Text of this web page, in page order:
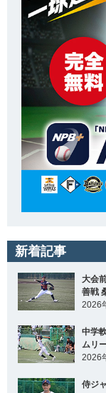
新着記事
大会
善戦
2026
中学
ムリ
2026
侍ジ